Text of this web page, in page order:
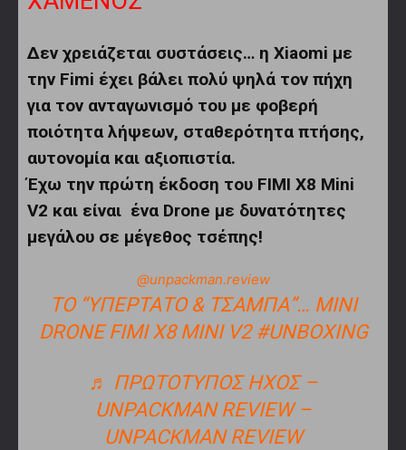
Δεν χρειάζεται συστάσεις… η Xiaomi με
την Fimi έχει βάλει πολύ ψηλά τον πήχη
για τον ανταγωνισμό του με φοβερή
ποιότητα λήψεων, σταθερότητα πτήσης,
αυτονομία και αξιοπιστία.
Έχω την πρώτη έκδοση του FIMI X8 Mini
V2 και είναι ένα Drone με δυνατότητες
μεγάλου σε μέγεθος τσέπης!
@unpackman.review
ΤΟ “ΥΠΈΡΤΑΤΟ & ΤΣΑΜΠΑ”… MINI
DRONE FIMI X8 MINI V2 #UNBOXING
♬ ΠΡΩΤΌΤΥΠΟΣ ΉΧΟΣ –
UNPACKMAN REVIEW –
UNPACKMAN REVIEW